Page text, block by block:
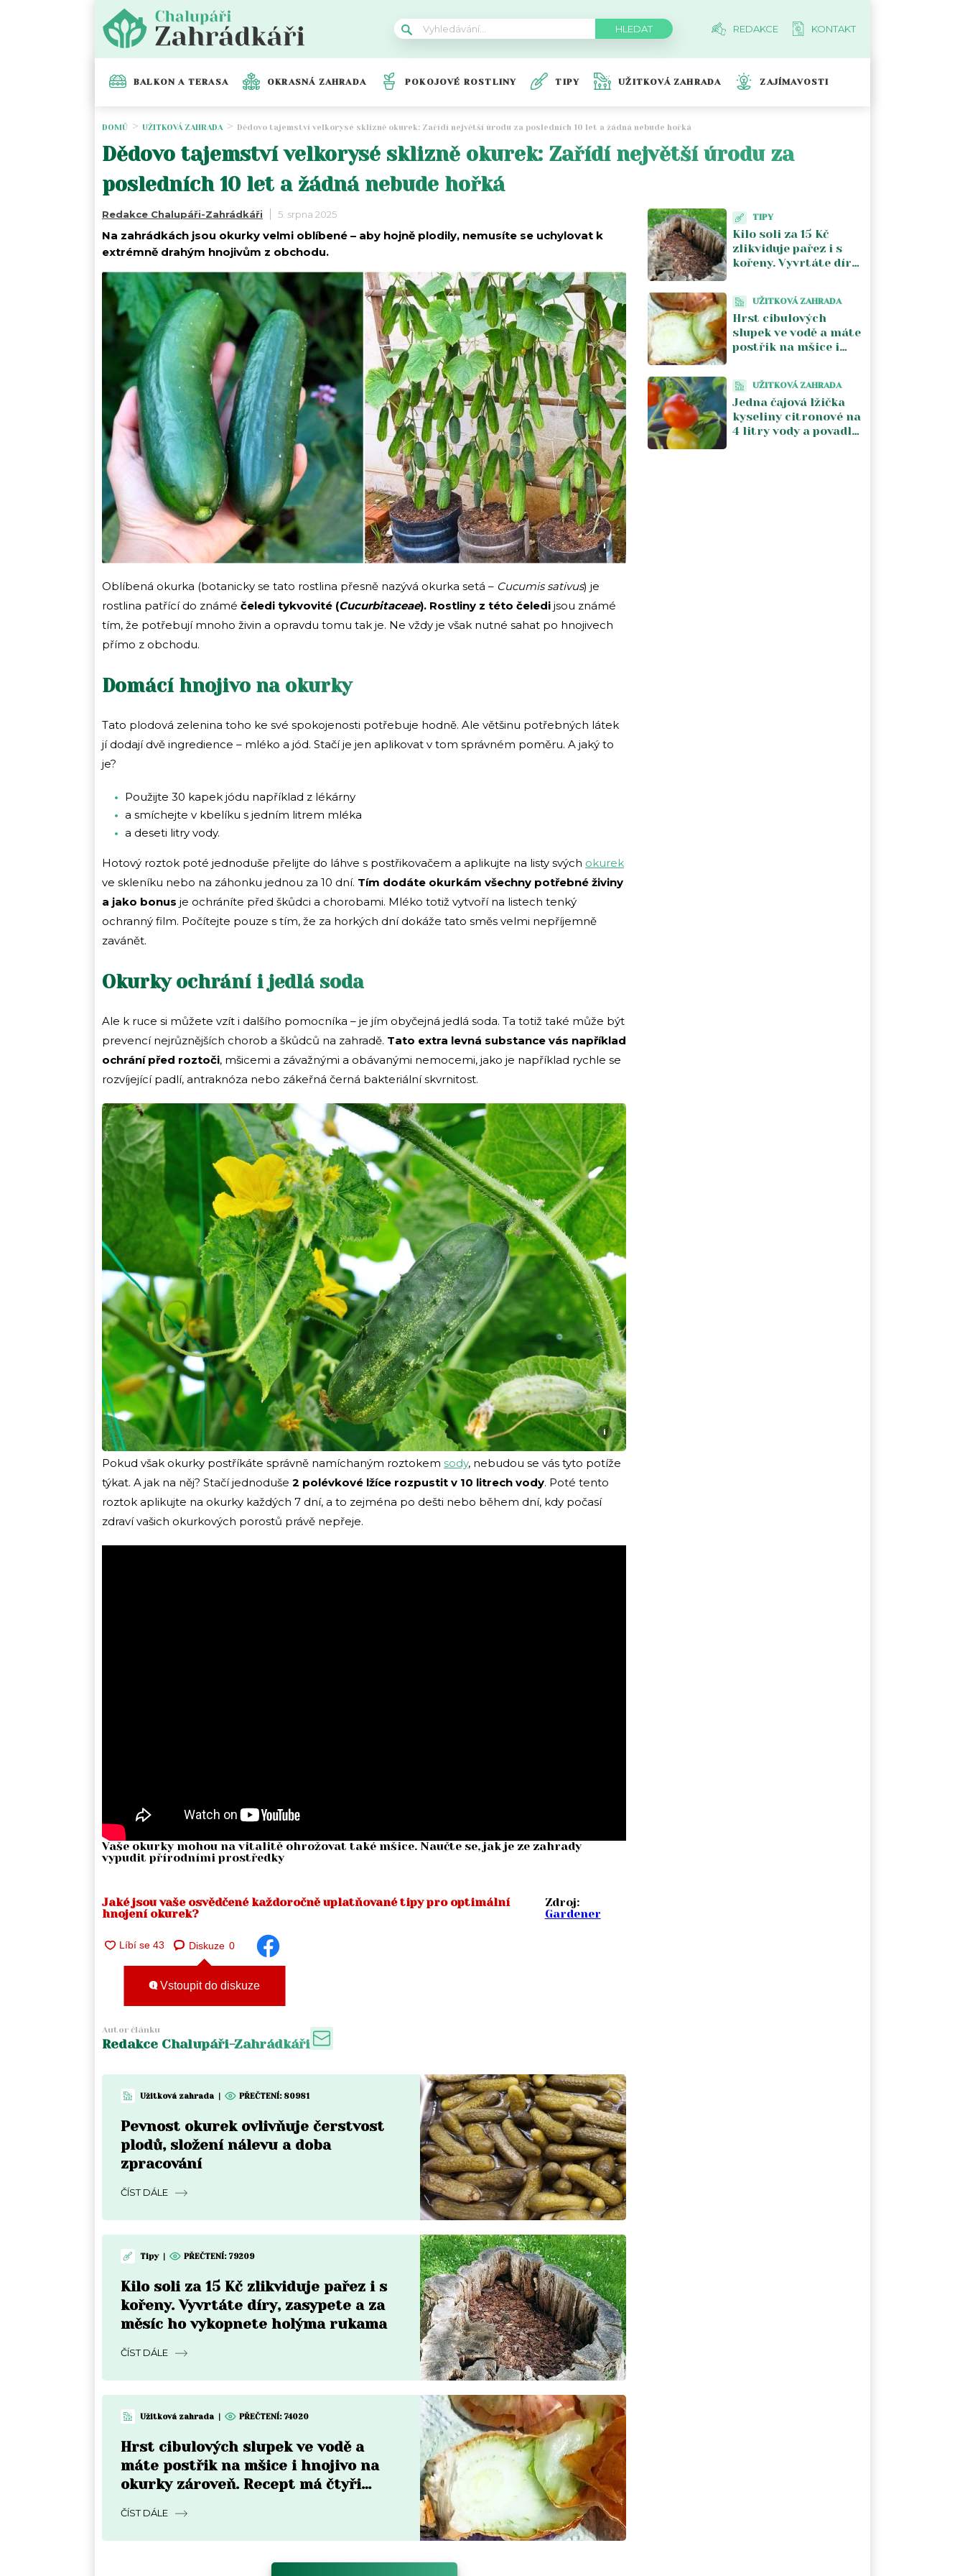
REDAKCE KONTAKT
BALKON A TERASA OKRASNÁ ZAHRADA POKOJOVÉ ROSTLINY TIPY UŽITKOVÁ ZAHRADA ZAJÍMAVOSTI
DOMŮ UŽITKOVÁ ZAHRADA Dědovo tajemství velkorysé sklizně okurek: Zařídí největší úrodu za posledních 10 let a žádná nebude hořká
Dědovo tajemství velkorysé sklizně okurek: Zařídí největší úrodu za
posledních 10 let a žádná nebude hořká
Redakce Chalupáři-Zahrádkáři 5. srpna 2025
Na zahrádkách jsou okurky velmi oblíbené – aby hojně plodily, nemusíte se uchylovat k
extrémně drahým hnojivům z obchodu.
i
Oblíbená okurka (botanicky se tato rostlina přesně nazývá okurka setá – Cucumis sativus) je
rostlina patřící do známé čeledi tykvovité (Cucurbitaceae)‎. Rostliny z této čeledi jsou známé
tím, že potřebují mnoho živin a opravdu tomu tak je. Ne vždy je však nutné sahat po hnojivech
přímo z obchodu.
Domácí hnojivo na okurky
Tato plodová zelenina toho ke své spokojenosti potřebuje hodně. Ale většinu potřebných látek
jí dodají dvě ingredience – mléko a jód. Stačí je jen aplikovat v tom správném poměru. A jaký to
je?
Použijte 30 kapek jódu například z lékárny
a smíchejte v kbelíku s jedním litrem mléka
a deseti litry vody.
Hotový roztok poté jednoduše přelijte do láhve s postřikovačem a aplikujte na listy svých okurek
ve skleníku nebo na záhonku jednou za 10 dní. Tím dodáte okurkám všechny potřebné živiny
a jako bonus je ochráníte před škůdci a chorobami. Mléko totiž vytvoří na listech tenký
ochranný film. Počítejte pouze s tím, že za horkých dní dokáže tato směs velmi nepříjemně
zavánět.
Okurky ochrání i jedlá soda
Ale k ruce si můžete vzít i dalšího pomocníka – je jím obyčejná jedlá soda. Ta totiž také může být
prevencí nejrůznějších chorob a škůdců na zahradě. Tato extra levná substance vás například
ochrání před roztoči, mšicemi a závažnými a obávanými nemocemi, jako je například rychle se
rozvíjející padlí, antraknóza nebo zákeřná černá bakteriální skvrnitost.
i
Pokud však okurky postříkáte správně namíchaným roztokem sody, nebudou se vás tyto potíže
týkat. A jak na něj? Stačí jednoduše 2 polévkové lžíce rozpustit v 10 litrech vody. Poté tento
roztok aplikujte na okurky každých 7 dní, a to zejména po dešti nebo během dní, kdy počasí
zdraví vašich okurkových porostů právě nepřeje.
Vaše okurky mohou na vitalitě ohrožovat také mšice. Naučte se, jak je ze zahrady
vypudit přírodními prostředky
Jaké jsou vaše osvědčené každoročně uplatňované tipy pro optimální
hnojení okurek?
Zdroj:
Gardener
Diskuze 0
Vstoupit do diskuze
Autor článku
Redakce Chalupáři-Zahrádkáři
Užitková zahrada | PŘEČTENÍ: 80981
Pevnost okurek ovlivňuje čerstvost
plodů, složení nálevu a doba
zpracování
ČÍST DÁLE
Tipy | PŘEČTENÍ: 79209
Kilo soli za 15 Kč zlikviduje pařez i s
kořeny. Vyvrtáte díry, zasypete a za
měsíc ho vykopnete holýma rukama
ČÍST DÁLE
Užitková zahrada | PŘEČTENÍ: 74020
Hrst cibulových slupek ve vodě a
máte postřik na mšice i hnojivo na
okurky zároveň. Recept má čtyři
ČÍST DÁLE
TIPY
Kilo soli za 15 Kč
zlikviduje pařez i s
kořeny. Vyvrtáte díry,
rukama
UŽITKOVÁ ZAHRADA
Hrst cibulových
slupek ve vodě a máte
postřik na mšice i
čtyři kroky
UŽITKOVÁ ZAHRADA
Jedna čajová lžička
kyseliny citronové na
4 litry vody a povadlá